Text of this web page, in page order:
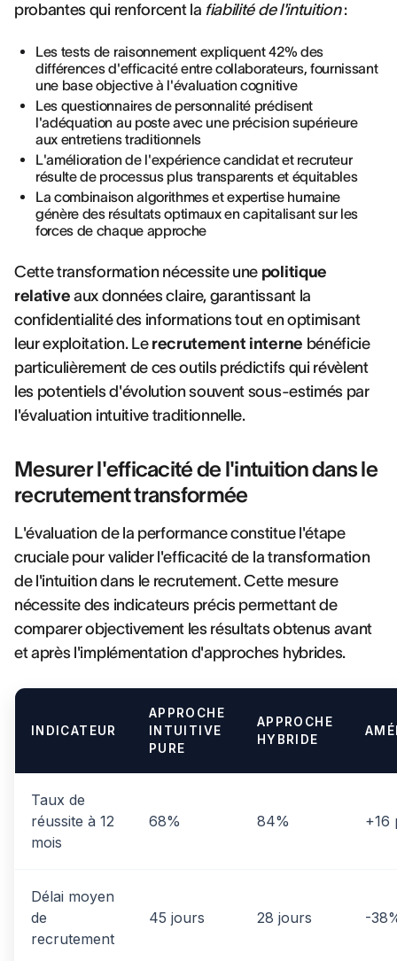
probantes qui renforcent la fiabilité de l'intuition:
Les tests de raisonnement expliquent 42% des
différences d'efficacité entre collaborateurs, fournissant
une base objective à l'évaluation cognitive
Les questionnaires de personnalité prédisent
l'adéquation au poste avec une précision supérieure
aux entretiens traditionnels
L'amélioration de l'expérience candidat et recruteur
résulte de processus plus transparents et équitables
La combinaison algorithmes et expertise humaine
génère des résultats optimaux en capitalisant sur les
forces de chaque approche
Cette transformation nécessite une politique
relative aux données claire, garantissant la
confidentialité des informations tout en optimisant
leur exploitation. Le recrutement interne bénéficie
particulièrement de ces outils prédictifs qui révèlent
les potentiels d'évolution souvent sous-estimés par
l'évaluation intuitive traditionnelle.
Mesurer l'efficacité de l'intuition dans le
recrutement transformée
L'évaluation de la performance constitue l'étape
cruciale pour valider l'efficacité de la transformation
de l'intuition dans le recrutement. Cette mesure
nécessite des indicateurs précis permettant de
comparer objectivement les résultats obtenus avant
et après l'implémentation d'approches hybrides.
INDICATEUR
APPROCHE
INTUITIVE
PURE
APPROCHE
HYBRIDE
Taux de
réussite à 12
mois
68% 84% +16
Délai moyen
de
recrutement
45 jours 28 jours -